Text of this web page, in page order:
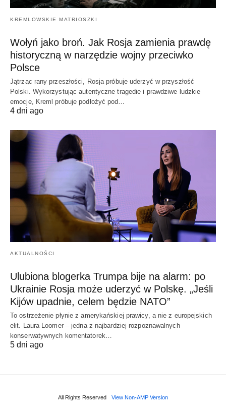
KREMLOWSKIE MATRIOSZKI
Wołyń jako broń. Jak Rosja zamienia prawdę
historyczną w narzędzie wojny przeciwko
Polsce
Jątrząc rany przeszłości, Rosja próbuje uderzyć w przyszłość
Polski. Wykorzystując autentyczne tragedie i prawdziwe ludzkie
emocje, Kreml próbuje podłożyć pod…
4 dni ago
AKTUALNOŚCI
Ulubiona blogerka Trumpa bije na alarm: po
Ukrainie Rosja może uderzyć w Polskę. „Jeśli
Kijów upadnie, celem będzie NATO”
To ostrzeżenie płynie z amerykańskiej prawicy, a nie z europejskich
elit. Laura Loomer – jedna z najbardziej rozpoznawalnych
konserwatywnych komentatorek…
5 dni ago
All Rights Reserved View Non-AMP Version